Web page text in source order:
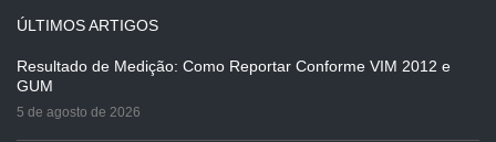
ÚLTIMOS ARTIGOS
Resultado de Medição: Como Reportar Conforme VIM 2012 e
GUM
5 de agosto de 2026